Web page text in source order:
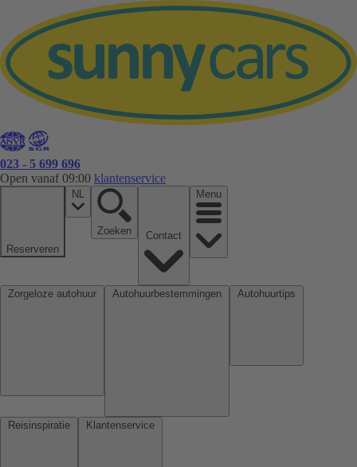
023 - 5 699 696
Open vanaf 09:00 klantenservice
Reserveren
NL
Zoeken
Menu